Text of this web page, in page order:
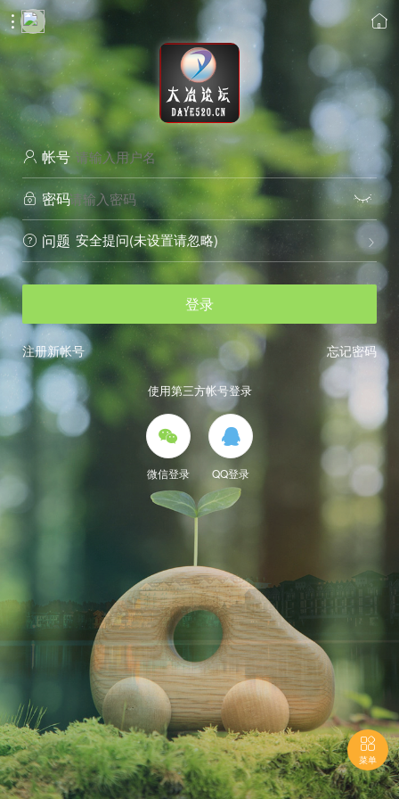
 
 帐号
 密码 
 问题 
安全提问(未设置请忽略)
登录
忘记密码
注册新帐号
使用第三方帐号登录

微信登录

QQ登录

菜单